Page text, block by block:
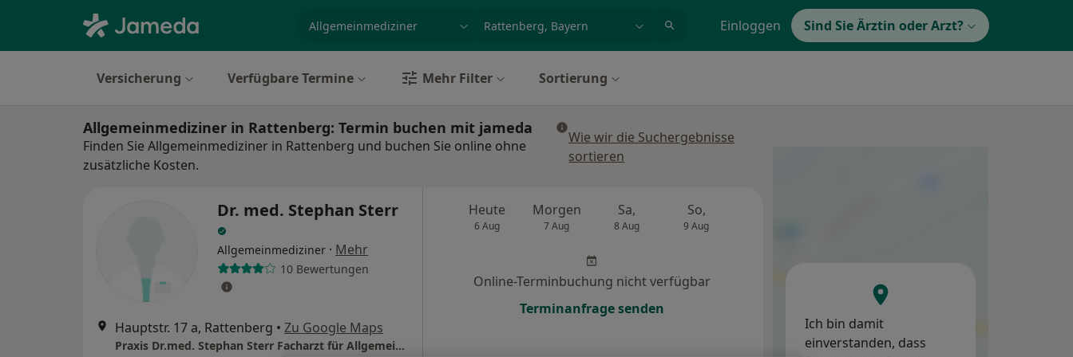
Einloggen Sind Sie Ärztin oder Arzt?
Versicherung Verfügbare Termine Mehr Filter Sortierung
Allgemeinmediziner in Rattenberg: Termin buchen mit jameda
Finden Sie Allgemeinmediziner in Rattenberg und buchen Sie online ohne
zusätzliche Kosten.
Wie wir die Suchergebnisse
sortieren
Dr. med. Stephan Sterr
Allgemeinmediziner · Mehr
10 Bewertungen
Hauptstr. 17 a, Rattenberg • Zu Google Maps
Praxis Dr.med. Stephan Sterr Facharzt für Allgemeinmedizin
Heute
6 Aug
Morgen
7 Aug
Sa,
8 Aug
So,
9 Aug
Online-Terminbuchung nicht verfügbar
Terminanfrage senden
Ich bin damit
einverstanden, dass